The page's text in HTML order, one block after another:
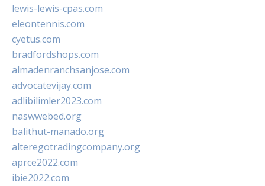
lewis-lewis-cpas.com
eleontennis.com
cyetus.com
bradfordshops.com
almadenranchsanjose.com
advocatevijay.com
adlibilimler2023.com
naswwebed.org
balithut-manado.org
alteregotradingcompany.org
aprce2022.com
ibie2022.com